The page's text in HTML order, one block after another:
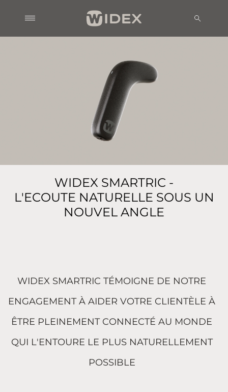
WIDEX SMARTRIC -
L'ECOUTE NATURELLE SOUS UN
NOUVEL ANGLE
WIDEX SMARTRIC TÉMOIGNE DE NOTRE
ENGAGEMENT À AIDER VOTRE CLIENTÈLE À
ÊTRE PLEINEMENT CONNECTÉ AU MONDE
QUI L'ENTOURE LE PLUS NATURELLEMENT
POSSIBLE